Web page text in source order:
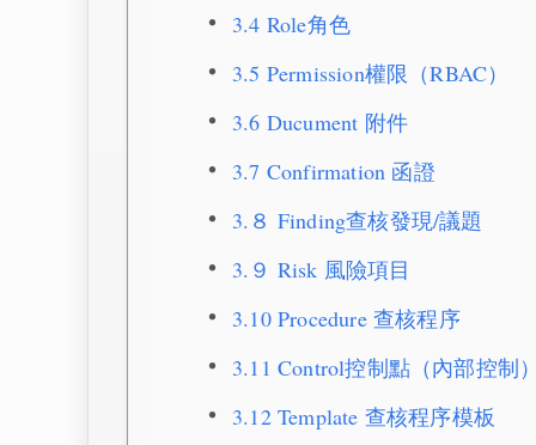
3.4 Role角色
3.5 Permission權限（RBAC）
3.6 Ducument 附件
3.7 Confirmation 函證
3.８ Finding查核發現/議題
3.９ Risk 風險項目
3.10 Procedure 查核程序
3.11 Control控制點（內部控制
3.12 Template 查核程序模板